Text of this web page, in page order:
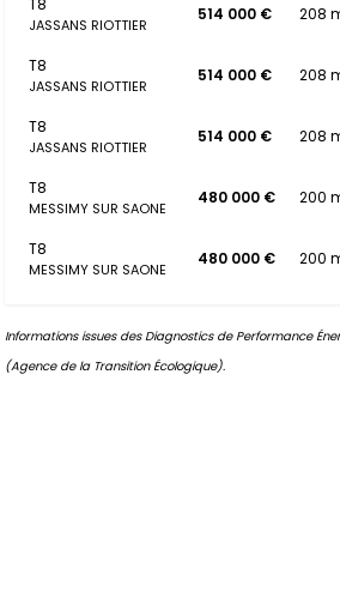
T8
JASSANS RIOTTIER
514 000 € 208
T8
JASSANS RIOTTIER
514 000 € 208
T8
JASSANS RIOTTIER
514 000 € 208
T8
MESSIMY SUR SAONE
480 000 € 200
T8
MESSIMY SUR SAONE
480 000 € 200
Informations issues des Diagnostics de Performance
(Agence de la Transition Écologique).